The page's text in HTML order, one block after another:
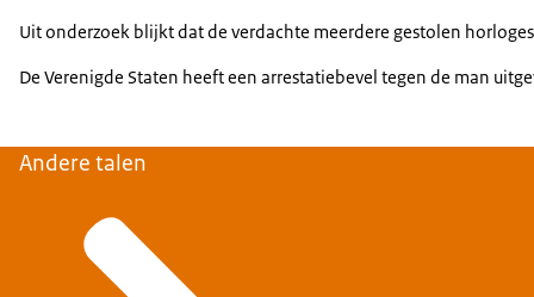
Uit onderzoek blijkt dat de verdachte meerdere gestolen
De Verenigde Staten heeft een arrestatiebevel tegen de man
Andere talen